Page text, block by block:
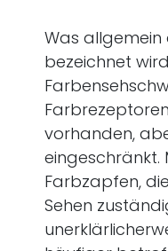
Was
bezeichnet
vorhanden,
eingeschränkt.
Farbzapfen,
Sehen